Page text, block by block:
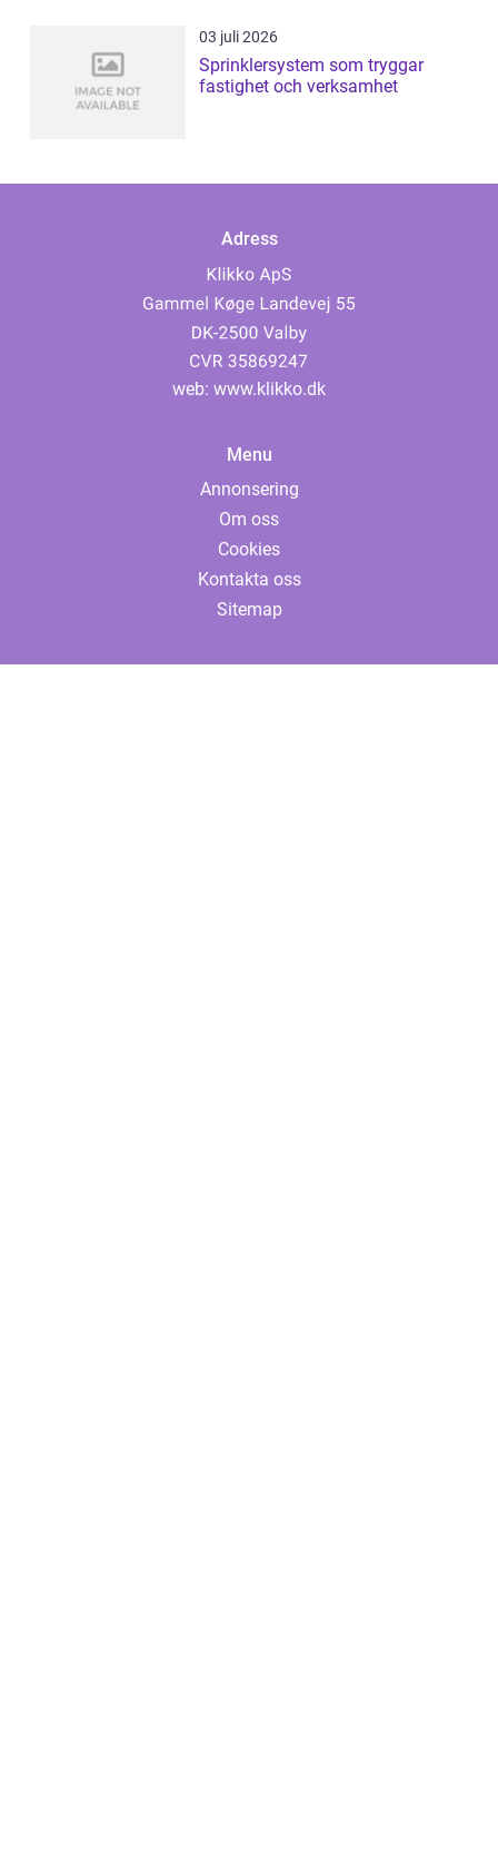
03 juli 2026
Sprinklersystem som tryggar
fastighet och verksamhet
Adress
web: www.klikko.dk
Menu
Annonsering
Om oss
Cookies
Kontakta oss
Sitemap